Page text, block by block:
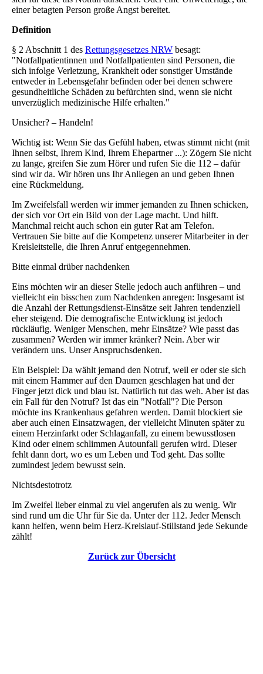
einer betagten Person große Angst bereitet.
Definition
§ 2 Abschnitt 1 des Rettungsgesetzes NRW besagt:
"Notfallpatientinnen und Notfallpatienten sind Personen, die
sich infolge Verletzung, Krankheit oder sonstiger Umstände
entweder in Lebensgefahr befinden oder bei denen schwere
gesundheitliche Schäden zu befürchten sind, wenn sie nicht
unverzüglich medizinische Hilfe erhalten."
Unsicher? – Handeln!
Wichtig ist: Wenn Sie das Gefühl haben, etwas stimmt nicht (mit
Ihnen selbst, Ihrem Kind, Ihrem Ehepartner ...): Zögern Sie nicht
zu lange, greifen Sie zum Hörer und rufen Sie die 112 – dafür
sind wir da. Wir hören uns Ihr Anliegen an und geben Ihnen
eine Rückmeldung.
Im Zweifelsfall werden wir immer jemanden zu Ihnen schicken,
der sich vor Ort ein Bild von der Lage macht. Und hilft.
Manchmal reicht auch schon ein guter Rat am Telefon.
Vertrauen Sie bitte auf die Kompetenz unserer Mitarbeiter in der
Kreisleitstelle, die Ihren Anruf entgegennehmen.
Bitte einmal drüber nachdenken
Eins möchten wir an dieser Stelle jedoch auch anführen – und
vielleicht ein bisschen zum Nachdenken anregen: Insgesamt ist
die Anzahl der Rettungsdienst-Einsätze seit Jahren tendenziell
eher steigend. Die demografische Entwicklung ist jedoch
rückläufig. Weniger Menschen, mehr Einsätze? Wie passt das
zusammen? Werden wir immer kränker? Nein. Aber wir
verändern uns. Unser Anspruchsdenken.
Ein Beispiel: Da wählt jemand den Notruf, weil er oder sie sich
mit einem Hammer auf den Daumen geschlagen hat und der
Finger jetzt dick und blau ist. Natürlich tut das weh. Aber ist das
ein Fall für den Notruf? Ist das ein "Notfall"? Die Person
möchte ins Krankenhaus gefahren werden. Damit blockiert sie
aber auch einen Einsatzwagen, der vielleicht Minuten später zu
einem Herzinfarkt oder Schlaganfall, zu einem bewusstlosen
Kind oder einem schlimmen Autounfall gerufen wird. Dieser
fehlt dann dort, wo es um Leben und Tod geht. Das sollte
zumindest jedem bewusst sein.
Nichtsdestotrotz
Im Zweifel lieber einmal zu viel angerufen als zu wenig. Wir
sind rund um die Uhr für Sie da. Unter der 112. Jeder Mensch
kann helfen, wenn beim Herz-Kreislauf-Stillstand jede Sekunde
zählt!
Zurück zur Übersicht